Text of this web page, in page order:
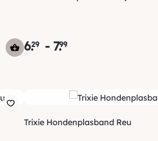
6.29 - 7.99
Trixie Hondenplasband Reu